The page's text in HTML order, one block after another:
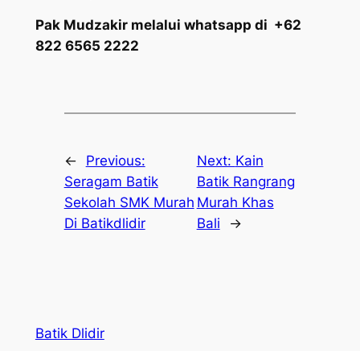
Pak Mudzakir melalui whatsapp di +62
822 6565 2222
←
Previous:
Seragam Batik
Sekolah SMK Murah
Di Batikdlidir
Next: Kain
Batik Rangrang
Murah Khas
Bali
→
Batik Dlidir